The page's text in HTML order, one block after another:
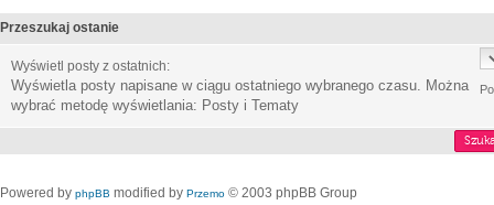
Przeszukaj ostanie
Wyświetl posty z ostatnich:
Wyświetla posty napisane w ciągu ostatniego wybranego czasu. Można
wybrać metodę wyświetlania: Posty i Tematy
Powered by phpBB modified by Przemo © 2003 phpBB Group